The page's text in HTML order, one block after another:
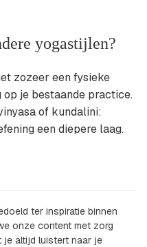
yogastijlen?
zozeer een fysieke
je bestaande practice.
of kundalini:
een diepere laag.
ter inspiratie binnen
onze content met zorg
je altijd luistert naar je